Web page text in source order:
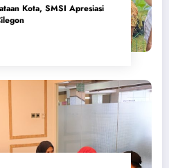
Kota, SMSI Apresiasi